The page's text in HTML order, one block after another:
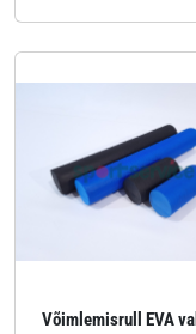
Võimlemisrull EVA